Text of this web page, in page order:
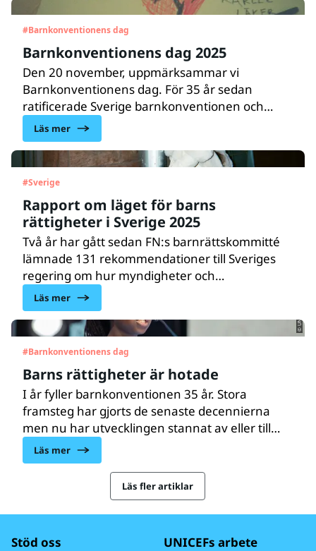
#Barnkonventionens dag
Barnkonventionens dag 2025
Den 20 november, uppmärksammar vi
Barnkonventionens dag. För 35 år sedan
ratificerade Sverige barnkonventionen och
sedan 2020 är den svensk lag. Trots detta ser vi
en utveckling, både globalt och nationellt, där
barns rättigheter allt oftare åsidosätts.
Läs mer
#Sverige
Rapport om läget för barns
rättigheter i Sverige 2025
Två år har gått sedan FN:s barnrättskommitté
lämnade 131 rekommendationer till Sveriges
regering om hur myndigheter och
beslutsfattare behöver stärka arbetet med
barns rättigheter och säkerställa att
barnkonventionen efterlevs i praktiken.
Läs mer
#Barnkonventionens dag
Barns rättigheter är hotade
I år fyller barnkonventionen 35 år. Stora
framsteg har gjorts de senaste decennierna
men nu har utvecklingen stannat av eller till
och med backat. Respekten för barns
rättigheter måste återupprättas.
Läs mer
Läs fler artiklar
Stöd oss UNICEFs arbete